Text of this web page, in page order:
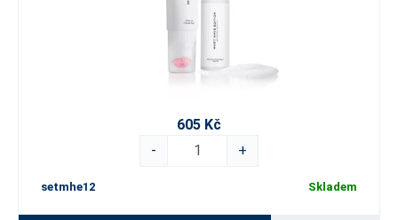
605 Kč
-
+
setmhe12 Skladem